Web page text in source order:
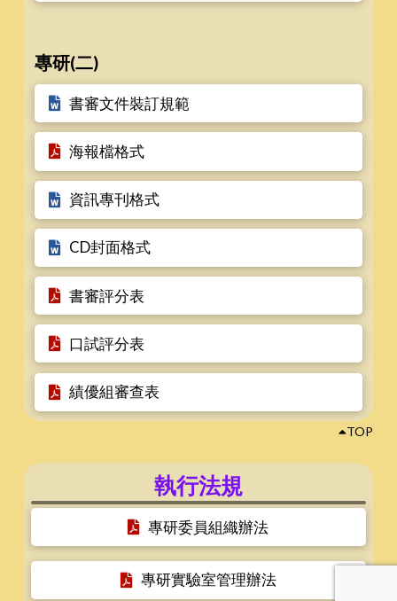
專研(二)
書審文件裝訂規範
海報檔格式
資訊專刊格式
CD封面格式
書審評分表
口試評分表
績優組審查表
TOP
執行法規
專研委員組織辦法
專研實驗室管理辦法